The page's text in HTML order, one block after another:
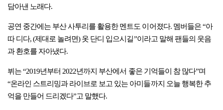
담아낸 노래다.
공연 중간에는 부산 사투리를 활용한 멘트도 이어졌다. 멤버들은 “아
따 디다, (제대로 놀려면) 옷 단디 입으시길”이라고 말해 팬들의 웃음
과 환호를 자아냈다.
뷔는 “2019년부터 2022년까지 부산에서 좋은 기억들이 참 많다”며
“온라인 스트리밍과 라이브로 보고 있는 아미들까지 오늘 행복한 추
억을 만들어 드리겠다”고 말했다.